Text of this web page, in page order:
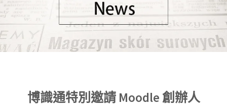
博識通特別邀請 Moodle 創辦人